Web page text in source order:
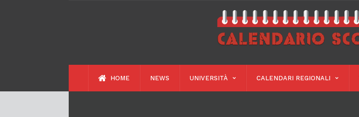
HOME NEWS UNIVERSITÀ CALENDARI REGIONALI